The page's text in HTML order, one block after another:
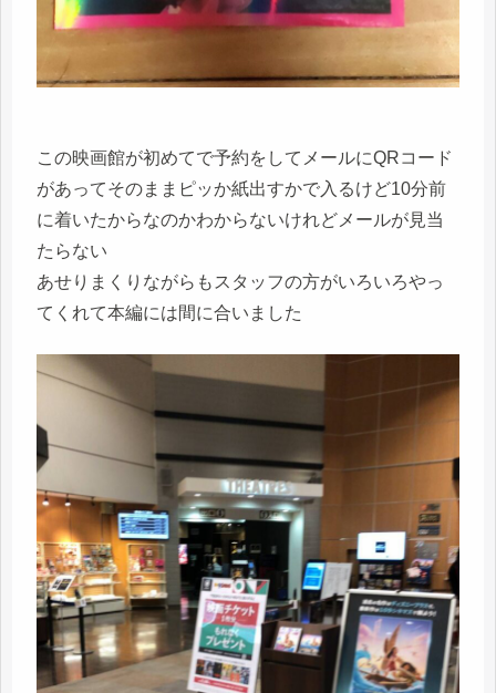
この映画館が初めてで予約をしてメールにQRコード
があってそのままピッか紙出すかで入るけど10分前
に着いたからなのかわからないけれどメールが見当
たらない
あせりまくりながらもスタッフの方がいろいろやっ
てくれて本編には間に合いました